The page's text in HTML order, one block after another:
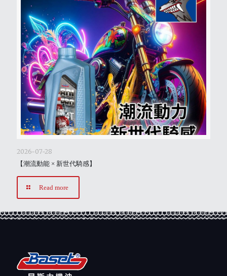
2026-07-28
【潮流動能 × 新世代騎感】
Read more